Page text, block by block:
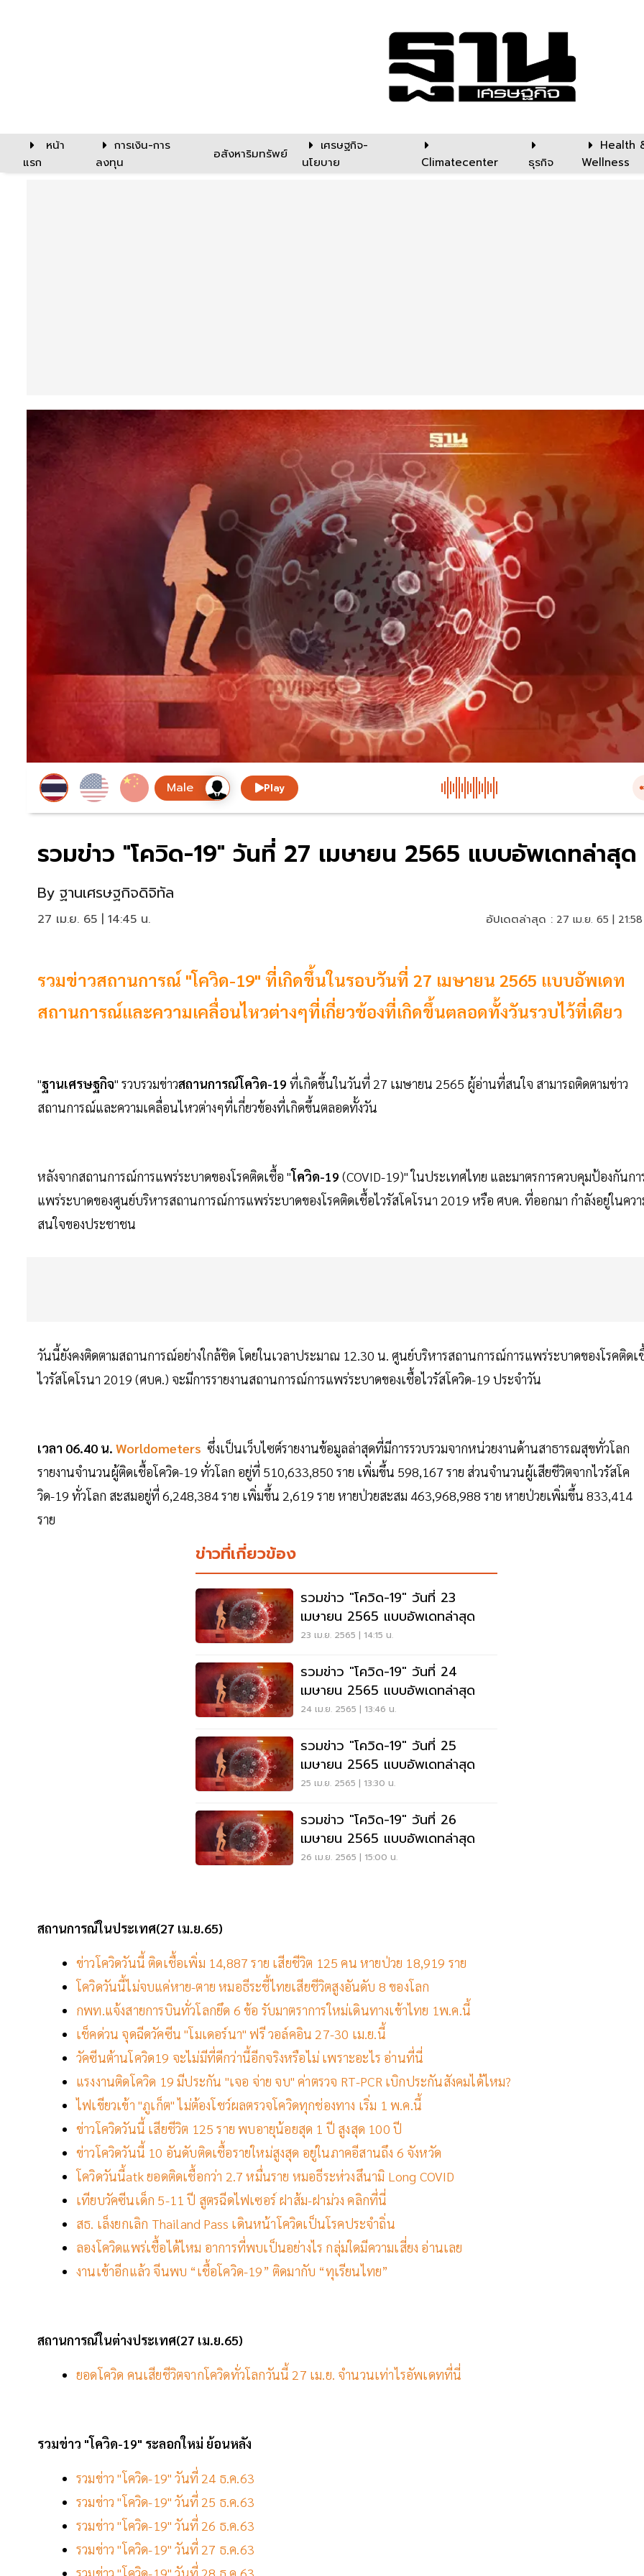
หน้า
แรก
การเงิน-การ
ลงทุน
อสังหาริมทรัพย์
เศรษฐกิจ-
นโยบาย
Climatecenter ธุรกิจ
Health
Wellness
Play
รวมข่าว "โควิด-19" วันที่ 27 เมษายน 2565 แบบอัพเดทล่าสุด
By ฐานเศรษฐกิจดิจิทัล
27 เม.ย. 65 | 14:45 น. อัปเดตล่าสุด : 27 เม.ย. 65 |
รวมข่าวสถานการณ์ "โควิด-19" ที่เกิดขึ้นในรอบวันที่ 27 เมษายน 2565 แบบอัพเดท
สถานการณ์และความเคลื่อนไหวต่างๆที่เกี่ยวข้องที่เกิดขึ้นตลอดทั้งวันรวบไว้ที่เดียว
"ฐานเศรษฐกิจ" รวบรวมข่าวสถานการณ์โควิด-19 ที่เกิดขึ้นในวันที่ 27 เมษายน 2565 ผู้อ่านที่สนใจ สามารถติดตามข่าว
สถานการณ์และความเคลื่อนไหวต่างๆที่เกี่ยวข้องที่เกิดขึ้นตลอดทั้งวัน
หลังจากสถานการณ์การแพร่ระบาดของโรคติดเชื้อ "โควิด-19 (COVID-19)" ในประเทศไทย และมาตรการควบคุมป้องกันกา
แพร่ระบาดของศูนย์บริหารสถานการณ์การแพร่ระบาดของโรคติดเชื้อไวรัสโคโรนา 2019 หรือ ศบค. ที่ออกมา กำลังอยู่ในคว
สนใจของประชาชน
วันนี้ยังคงติดตามสถานการณ์อย่างใกล้ชิด โดยในเวลาประมาณ 12.30 น. ศูนย์บริหารสถานการณ์การแพร่ระบาดของโรคติดเ
ไวรัสโคโรนา 2019 (ศบค.) จะมีการรายงานสถานการณ์การแพร่ระบาดของเชื้อไวรัสโควิด-19 ประจำวัน
เวลา 06.40 น. Worldometers ซึ่งเป็นเว็บไซต์รายงานข้อมูลล่าสุดที่มีการรวบรวมจากหน่วยงานด้านสาธารณสุขทั่วโลก
รายงานจำนวนผู้ติดเชื้อโควิด-19 ทั่วโลก อยู่ที่ 510,633,850 ราย เพิ่มขึ้น 598,167 ราย ส่วนจำนวนผู้เสียชีวิตจากไวรัสโค
วิด-19 ทั่วโลก สะสมอยู่ที่ 6,248,384 ราย เพิ่มขึ้น 2,619 ราย หายป่วยสะสม 463,968,988 ราย หายป่วยเพิ่มขึ้น 833,414
ราย
ข่าวที่เกี่ยวข้อง
รวมข่าว "โควิด-19" วันที่ 23
เมษายน 2565 แบบอัพเดทล่าสุด
23 เม.ย. 2565 | 14:15 น.
รวมข่าว "โควิด-19" วันที่ 24
เมษายน 2565 แบบอัพเดทล่าสุด
24 เม.ย. 2565 | 13:46 น.
รวมข่าว "โควิด-19" วันที่ 25
เมษายน 2565 แบบอัพเดทล่าสุด
25 เม.ย. 2565 | 13:30 น.
รวมข่าว "โควิด-19" วันที่ 26
เมษายน 2565 แบบอัพเดทล่าสุด
26 เม.ย. 2565 | 15:00 น.
สถานการณ์ในประเทศ(27 เม.ย.65)
ข่าวโควิดวันนี้ ติดเชื้อเพิ่ม 14,887 ราย เสียชีวิต 125 คน หายป่วย 18,919 ราย
โควิดวันนี้ไม่จบแค่หาย-ตาย หมอธีระชี้ไทยเสียชีวิตสูงอันดับ 8 ของโลก
กพท.แจ้งสายการบินทั่วโลกยึด 6 ข้อ รับมาตราการใหม่เดินทางเข้าไทย 1พ.ค.นี้
เช็คด่วน จุดฉีดวัคซีน "โมเดอร์นา" ฟรี วอล์คอิน 27-30 เม.ย.นี้
วัคซีนต้านโควิด19 จะไม่มีที่ดีกว่านี้อีกจริงหรือไม่ เพราะอะไร อ่านที่นี่
แรงงานติดโควิด 19 มีประกัน "เจอ จ่าย จบ" ค่าตรวจ RT-PCR เบิกประกันสังคมได้ไหม?
ไฟเขียวเข้า "ภูเก็ต" ไม่ต้องโชว์ผลตรวจโควิดทุกช่องทาง เริ่ม 1 พ.ค.นี้
ข่าวโควิดวันนี้ เสียชีวิต 125 ราย พบอายุน้อยสุด 1 ปี สูงสุด 100 ปี
ข่าวโควิดวันนี้ 10 อันดับติดเชื้อรายใหม่สูงสุด อยู่ในภาคอีสานถึง 6 จังหวัด
โควิดวันนี้atk ยอดติดเชื้อกว่า 2.7 หมื่นราย หมอธีระห่วงสึนามิ Long COVID
เทียบวัคซีนเด็ก 5-11 ปี สูตรฉีดไฟเซอร์ ฝาส้ม-ฝาม่วง คลิกที่นี่
สธ. เล็งยกเลิก Thailand Pass เดินหน้าโควิดเป็นโรคประจำถิ่น
ลองโควิดแพร่เชื้อได้ไหม อาการที่พบเป็นอย่างไร กลุ่มใดมีความเสี่ยง อ่านเลย
งานเข้าอีกแล้ว จีนพบ “เชื้อโควิด-19” ติดมากับ “ทุเรียนไทย”
สถานการณ์ในต่างประเทศ(27 เม.ย.65)
ยอดโควิด คนเสียชีวิตจากโควิดทั่วโลกวันนี้ 27 เม.ย. จำนวนเท่าไรอัพเดทที่นี่
รวมข่าว "โควิด-19" ระลอกใหม่ ย้อนหลัง
รวมข่าว "โควิด-19" วันที่ 24 ธ.ค.63
รวมข่าว "โควิด-19" วันที่ 25 ธ.ค.63
รวมข่าว "โควิด-19" วันที่ 26 ธ.ค.63
รวมข่าว "โควิด-19" วันที่ 27 ธ.ค.63